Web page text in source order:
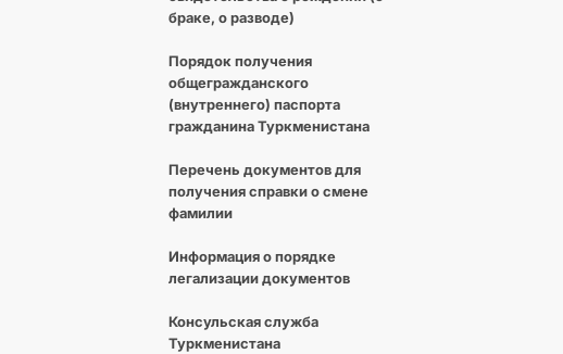
браке, о разводе)
Порядок получения
общегражданского
(внутреннего) паспорта
гражданина Туркменистана
Перечень документов для
получения справки о смене
фамилии
Информация о порядке
легализации документов
Консульская служба
Туркменистана